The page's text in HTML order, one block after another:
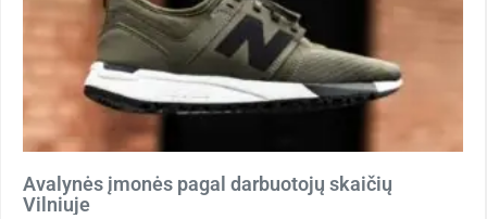
Avalynės įmonės pagal darbuotojų skaičių
Vilniuje